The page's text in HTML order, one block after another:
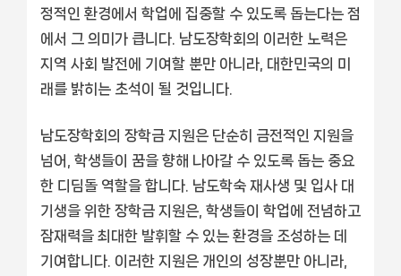
정적인 환경에서 학업에 집중할 수 있도록 돕는다는 점
에서 그 의미가 큽니다. 남도장학회의 이러한 노력은
지역 사회 발전에 기여할 뿐만 아니라, 대한민국의 미
래를 밝히는 초석이 될 것입니다.
남도장학회의 장학금 지원은 단순히 금전적인 지원을
넘어, 학생들이 꿈을 향해 나아갈 수 있도록 돕는 중요
한 디딤돌 역할을 합니다. 남도학숙 재사생 및 입사 대
기생을 위한 장학금 지원은, 학생들이 학업에 전념하고
잠재력을 최대한 발휘할 수 있는 환경을 조성하는 데
기여합니다. 이러한 지원은 개인의 성장뿐만 아니라,